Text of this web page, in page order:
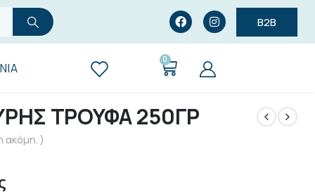
B2B
0
ΤΡΟΥΦΑ 250ΓΡ
ακόμη. )